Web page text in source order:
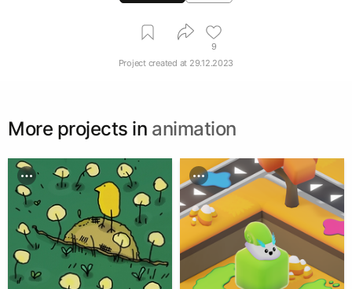
9
Project created at 29.12.2023
More projects in animation